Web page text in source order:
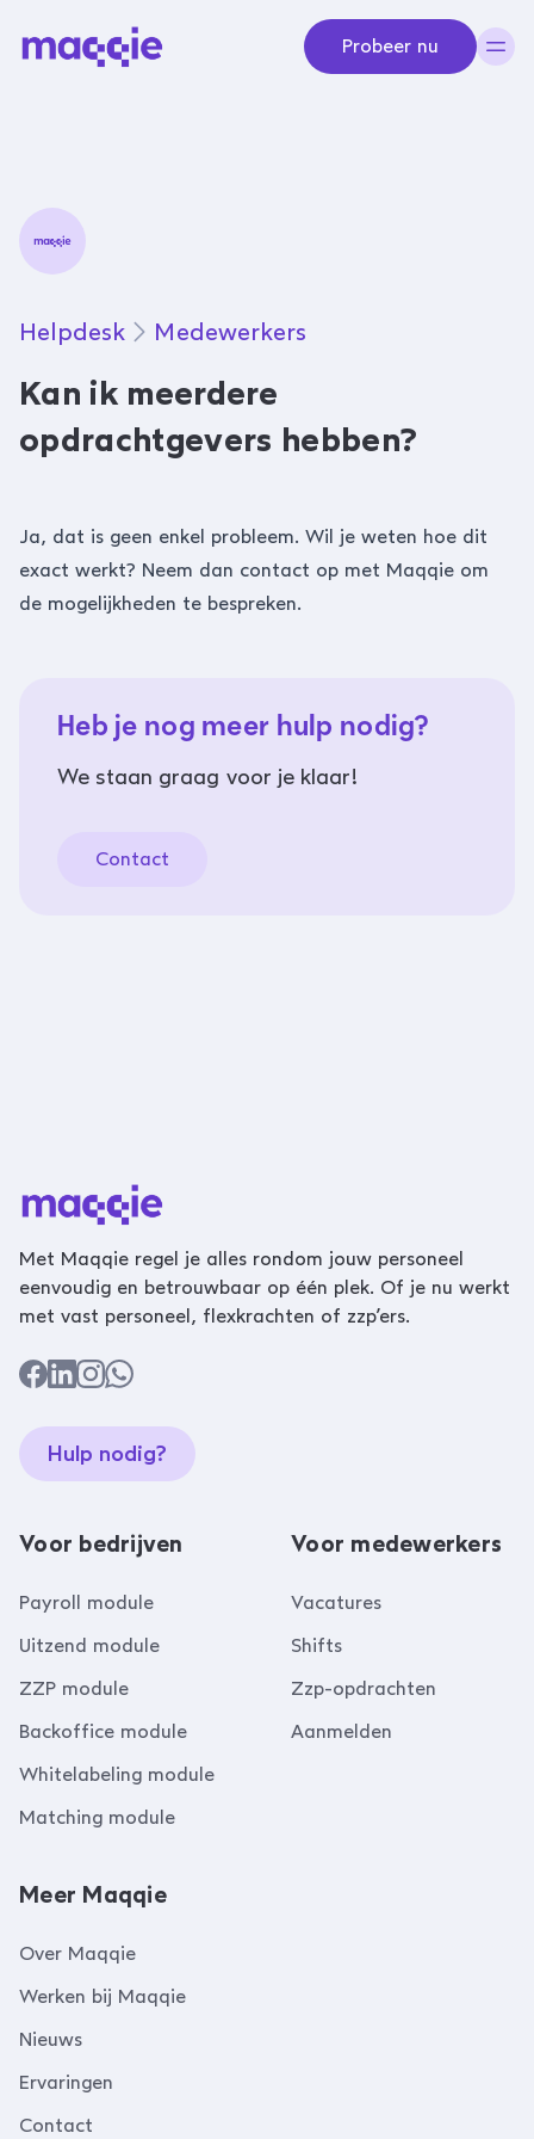
Probeer nu
Helpdesk Medewerkers
Kan ik meerdere
opdrachtgevers hebben?
Ja, dat is geen enkel probleem. Wil je weten hoe dit
exact werkt? Neem dan contact op met Maqqie om
de mogelijkheden te bespreken.
Heb je nog meer hulp nodig?
We staan graag voor je klaar!
Contact
Met Maqqie regel je alles rondom jouw personeel
eenvoudig en betrouwbaar op één plek. Of je nu werkt
met vast personeel, flexkrachten of zzp’ers.
Hulp nodig?
Voor bedrijven
Payroll module
Uitzend module
ZZP module
Backoffice module
Whitelabeling module
Matching module
Voor medewerkers
Vacatures
Shifts
Zzp-opdrachten
Aanmelden
Meer Maqqie
Over Maqqie
Werken bij Maqqie
Nieuws
Ervaringen
Contact